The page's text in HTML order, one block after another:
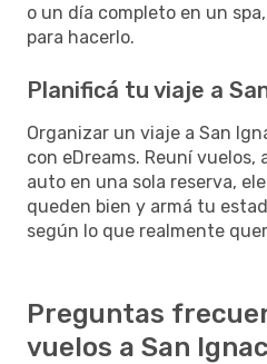
o un día completo en un
para hacerlo.
Planificá tu viaje a
Organizar un viaje a San
con eDreams. Reuní
auto en una sola reserva,
queden bien y armá tu
según lo que realmente
Preguntas
vuelos a San